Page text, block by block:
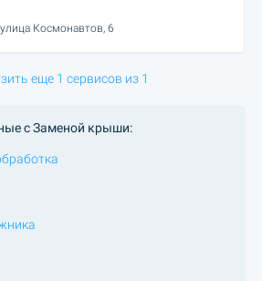
Космонавтов, 6
еще 1 сервисов из 1
с Заменой крыши: